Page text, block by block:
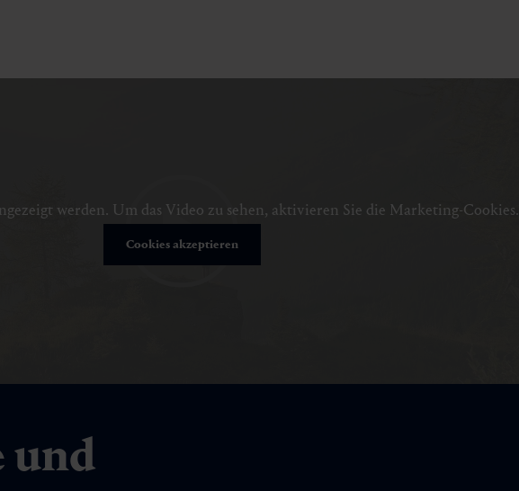
werden. Um das Video zu sehen, aktivieren Sie die Marketing-Cookies.
Cookies akzeptieren
und